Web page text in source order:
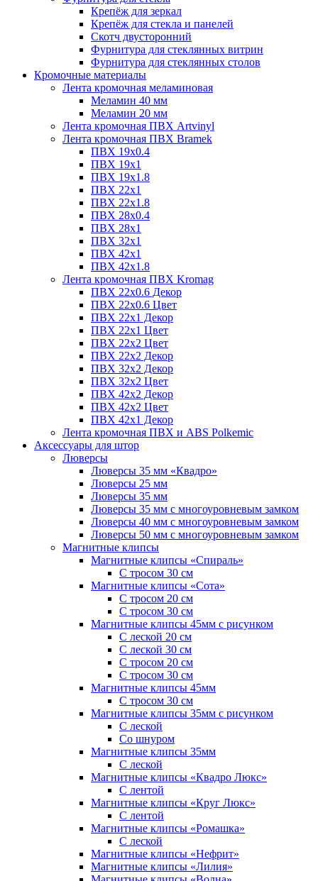
Крепёж для зеркал
Крепёж для стекла и панелей
Скотч двусторонний
Фурнитура для стеклянных витрин
Фурнитура для стеклянных столов
Кромочные материалы
Лента кромочная меламиновая
Меламин 40 мм
Меламин 20 мм
Лента кромочная ПВХ Artvinyl
Лента кромочная ПВХ Bramek
ПВХ 19x0.4
ПВХ 19х1
ПВХ 19х1.8
ПВХ 22х1
ПВХ 22х1.8
ПВХ 28х0.4
ПВХ 28х1
ПВХ 32x1
ПВХ 42х1
ПВХ 42х1.8
Лента кромочная ПВХ Kromag
ПВХ 22x0.6 Декор
ПВХ 22x0.6 Цвет
ПВХ 22x1 Декор
ПВХ 22x1 Цвет
ПВХ 22x2 Цвет
ПВХ 22x2 Декор
ПВХ 32x2 Декор
ПВХ 32x2 Цвет
ПВХ 42x2 Декор
ПВХ 42x2 Цвет
ПВХ 42x1 Декор
Лента кромочная ПВХ и ABS Polkemic
Аксессуары для штор
Люверсы
Люверсы 35 мм «Квадро»
Люверсы 25 мм
Люверсы 35 мм
Люверсы 35 мм с многоуровневым замком
Люверсы 40 мм с многоуровневым замком
Люверсы 50 мм с многоуровневым замком
Магнитные клипсы
Магнитные клипсы «Спираль»
С тросом 30 см
Магнитные клипсы «Сота»
С тросом 20 см
С тросом 30 см
Магнитные клипсы 45мм с рисунком
С леской 20 см
С леской 30 см
С тросом 20 см
С тросом 30 см
Магнитные клипсы 45мм
С тросом 30 см
Магнитные клипсы 35мм с рисунком
С леской
Со шнуром
Магнитные клипсы 35мм
С леской
Магнитные клипсы «Квадро Люкс»
С лентой
Магнитные клипсы «Круг Люкс»
С лентой
Магнитные клипсы «Ромашка»
С леской
Магнитные клипсы «Нефрит»
Магнитные клипсы «Лилия»